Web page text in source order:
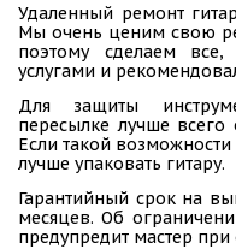
Удаленный ремонт
Мы очень ценим свою
поэтому сделаем
услугами и
Для защиты
пересылке лучше всего
Если такой
лучше упаковать гитару.
Гарантийный срок на
месяцев. Об
предупредит мастер при